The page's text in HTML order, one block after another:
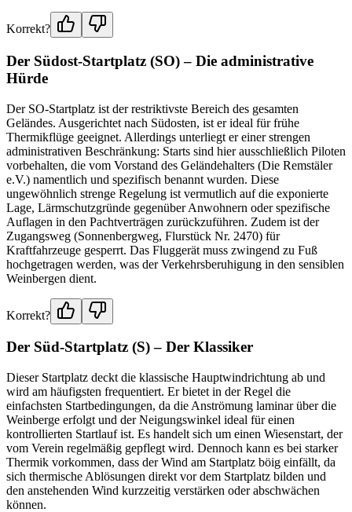
Korrekt?
Der Südost-Startplatz (SO) – Die administrative
Hürde
Der SO-Startplatz ist der restriktivste Bereich des gesamten
Geländes. Ausgerichtet nach Südosten, ist er ideal für frühe
Thermikflüge geeignet. Allerdings unterliegt er einer strengen
administrativen Beschränkung: Starts sind hier ausschließlich Piloten
vorbehalten, die vom Vorstand des Geländehalters (Die Remstäler
e.V.) namentlich und spezifisch benannt wurden. Diese
ungewöhnlich strenge Regelung ist vermutlich auf die exponierte
Lage, Lärmschutzgründe gegenüber Anwohnern oder spezifische
Auflagen in den Pachtverträgen zurückzuführen. Zudem ist der
Zugangsweg (Sonnenbergweg, Flurstück Nr. 2470) für
Kraftfahrzeuge gesperrt. Das Fluggerät muss zwingend zu Fuß
hochgetragen werden, was der Verkehrsberuhigung in den sensiblen
Weinbergen dient.
Korrekt?
Der Süd-Startplatz (S) – Der Klassiker
Dieser Startplatz deckt die klassische Hauptwindrichtung ab und
wird am häufigsten frequentiert. Er bietet in der Regel die
einfachsten Startbedingungen, da die Anströmung laminar über die
Weinberge erfolgt und der Neigungswinkel ideal für einen
kontrollierten Startlauf ist. Es handelt sich um einen Wiesenstart, der
vom Verein regelmäßig gepflegt wird. Dennoch kann es bei starker
Thermik vorkommen, dass der Wind am Startplatz böig einfällt, da
sich thermische Ablösungen direkt vor dem Startplatz bilden und
den anstehenden Wind kurzzeitig verstärken oder abschwächen
können.